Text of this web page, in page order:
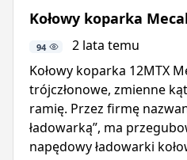
Kołowy koparka
94
2 lata temu
Kołowy koparka 12MTX
trójczłonowe, zmienne
ramię. Przez firmę
ładowarką”, ma
napędowy ładowarki